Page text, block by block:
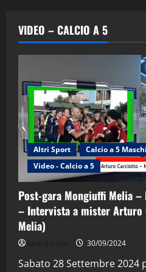
VIDEO – CALCIO A 5
Altri Sport Calcio a 5
Video - Calcio a 5
Post-gara Mongiuffi Melia
– Intervista a mister Arturo
Melia)
30/09/2024
Sabato 28 Settembre 2024
(Martedi 28